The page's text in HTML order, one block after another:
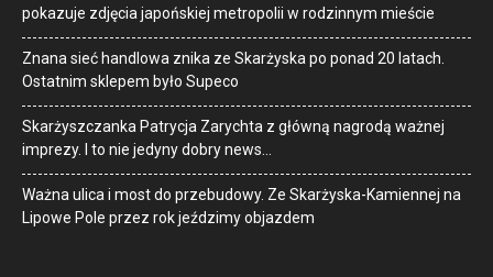
pokazuje zdjęcia japońskiej metropolii w rodzinnym mieście
Znana sieć handlowa znika ze Skarżyska po ponad 20 latach.
Ostatnim sklepem było Supeco
Skarżyszczanka Patrycja Zarychta z główną nagrodą ważnej
imprezy. I to nie jedyny dobry news…
Ważna ulica i most do przebudowy. Ze Skarżyska-Kamiennej na
Lipowe Pole przez rok jeździmy objazdem